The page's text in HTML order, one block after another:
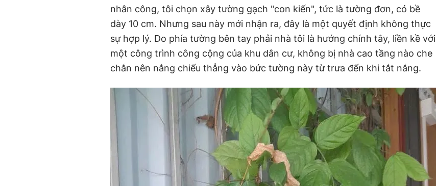
nhân công, tôi chọn xây tường gạch "con kiến", tức là tường đơn, có bề
dày 10 cm. Nhưng sau này mới nhận ra, đây là một quyết định không thực
sự hợp lý. Do phía tường bên tay phải nhà tôi là hướng chính tây, liền kề với
một công trình công cộng của khu dân cư, không bị nhà cao tầng nào che
chắn nên nắng chiếu thẳng vào bức tường này từ trưa đến khi tắt nắng.